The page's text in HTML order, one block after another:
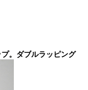
。ダブルラッピング